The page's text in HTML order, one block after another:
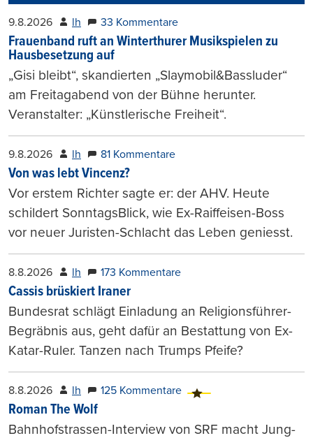
9.8.2026 lh 33 Kommentare
Frauenband ruft an Winterthurer Musikspielen zu
Hausbesetzung auf
„Gisi bleibt“, skandierten „Slaymobil&Bassluder“
am Freitagabend von der Bühne herunter.
Veranstalter: „Künstlerische Freiheit“.
9.8.2026 lh 81 Kommentare
Von was lebt Vincenz?
Vor erstem Richter sagte er: der AHV. Heute
schildert SonntagsBlick, wie Ex-Raiffeisen-Boss
vor neuer Juristen-Schlacht das Leben geniesst.
8.8.2026 lh 173 Kommentare
Cassis brüskiert Iraner
Bundesrat schlägt Einladung an Religionsführer-
Begräbnis aus, geht dafür an Bestattung von Ex-
Katar-Ruler. Tanzen nach Trumps Pfeife?
8.8.2026 lh 125 Kommentare
Roman The Wolf
Bahnhofstrassen-Interview von SRF macht Jung-